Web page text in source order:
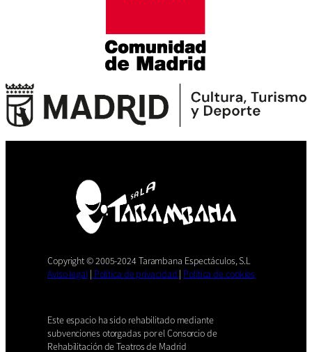
Copyright © 2005-2024 Tarambana Espectáculos, S.L
Aviso legal| Política de privacidad | Política de cookies
Este espacio ha sido rehabilitado mediante
subvenciones otorgadas por el Consorcio de
Rehabilitación de Teatros de Madrid